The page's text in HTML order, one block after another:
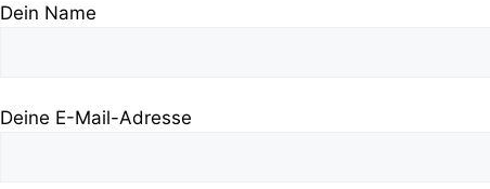
Dein Name
Deine E-Mail-Adresse